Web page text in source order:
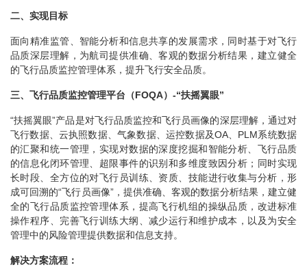
二、实现目标
面向精准监管、智能分析和信息共享的发展需求，同时基于对飞行
品质深层理解，为航司提供准确、客观的数据分析结果，建立健全
的飞行品质监控管理体系，提升飞行安全品质。
三、飞行品质监控管理平台（FOQA）-“扶摇翼眼”
“扶摇翼眼”产品是对飞行品质监控和飞行员画像的深层理解，通过对
飞行数据、云执照数据、气象数据、运控数据及OA、PLM系统数据
的汇聚和统一管理，实现对数据的深度挖掘和智能分析、飞行品质
的信息化闭环管理、超限事件的识别和多维度致因分析；同时实现
长时段、全方位的对飞行员训练、资质、技能进行收集与分析，形
成可回溯的“飞行员画像”，提供准确、客观的数据分析结果，建立健
全的飞行品质监控管理体系，提高飞行机组的操纵品质，改进标准
操作程序、完善飞行训练大纲、减少运行和维护成本，以及为安全
管理中的风险管理提供数据和信息支持。
解决方案流程：